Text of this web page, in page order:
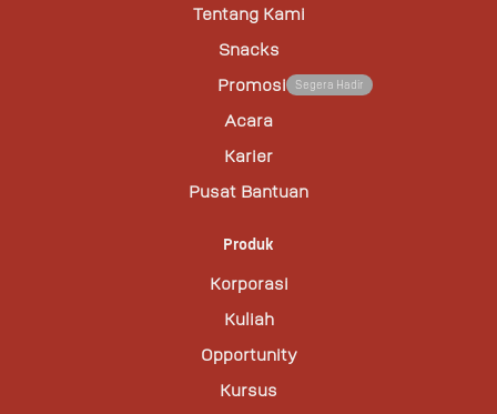
Tentang Kami
Snacks
Promosi
Segera Hadir
Acara
Karier
Pusat Bantuan
Produk
Korporasi
Kuliah
Opportunity
Kursus